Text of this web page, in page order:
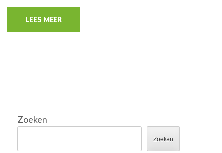
LEES MEER
Zoeken
Zoeken